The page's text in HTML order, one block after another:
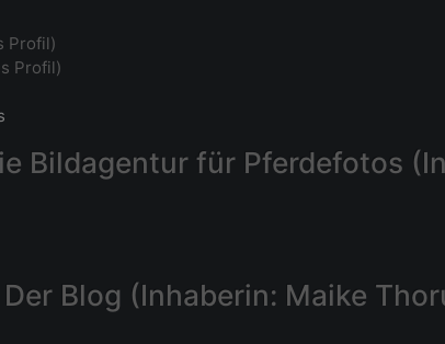
Profil)
Profil)
Bildagentur für Pferdefotos
Blog (Inhaberin: Maike